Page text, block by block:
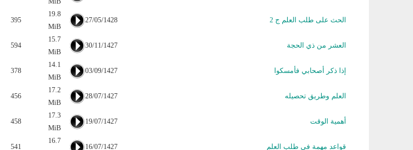
الحث على طلب العلم ج 2 27/05/1428
19.8
MiB
395
العشر من ذي الحجة 30/11/1427
15.7
MiB
594
إذا ذكر أصحابي فأمسكوا 03/09/1427
14.1
MiB
378
العلم وطريق تحصيله 28/07/1427
17.2
MiB
456
أهمية الوقت 19/07/1427
17.3
MiB
458
قواعد مهمة في طلب العلم 16/07/1427
16.7
541